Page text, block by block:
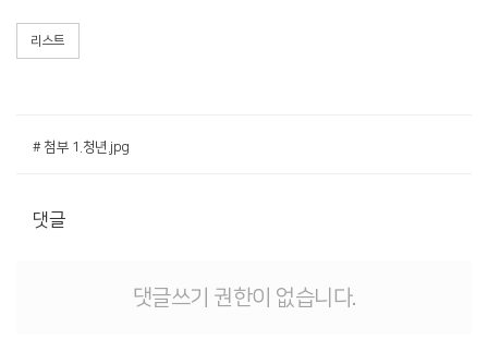
리스트
# 첨부 1.청년.jpg
댓글
댓글쓰기 권한이 없습니다.